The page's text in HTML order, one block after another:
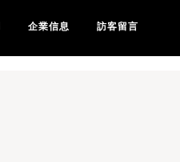
网AV女优-
企業信息 訪客留言